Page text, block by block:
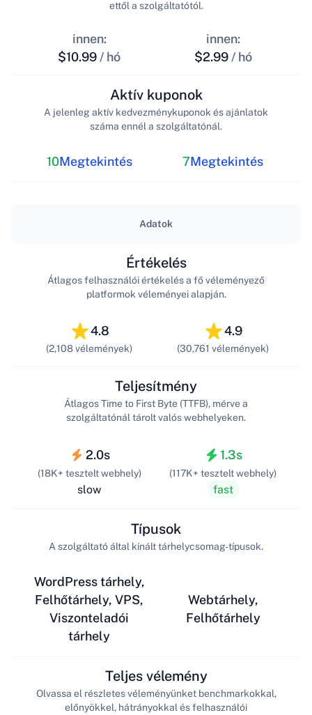
innen:
$10.99 / hó
ettől a szolgáltatótól.
innen:
$2.99 / hó
10Megtekintés
Aktív kuponok
A jelenleg aktív kedvezménykuponok és ajánlatok
száma ennél a szolgáltatónál.
7Megtekintés
Adatok
4.8
(2,108 vélemények)
Értékelés
Átlagos felhasználói értékelés a fő véleményező
platformok véleményei alapján.
4.9
(30,761 vélemények)
2.0s
(18K+ tesztelt webhely)
slow
Teljesítmény
Átlagos Time to First Byte (TTFB), mérve a
szolgáltatónál tárolt valós webhelyeken.
1.3s
(117K+ tesztelt webhely)
fast
WordPress tárhely,
Felhőtárhely, VPS,
Viszonteladói
tárhely
Típusok
A szolgáltató által kínált tárhelycsomag-típusok.
Webtárhely,
Felhőtárhely
Teljes vélemény
Olvassa el részletes véleményünket benchmarkokkal,
előnyökkel, hátrányokkal és felhasználói